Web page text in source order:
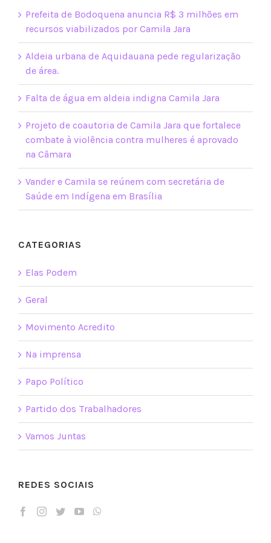
Prefeita de Bodoquena anuncia R$ 3 milhões em
recursos viabilizados por Camila Jara
Aldeia urbana de Aquidauana pede regularização
de área.
Falta de água em aldeia indigna Camila Jara
Projeto de coautoria de Camila Jara que fortalece
combate à violência contra mulheres é aprovado
na Câmara
Vander e Camila se reúnem com secretária de
Saúde em Indígena em Brasília
CATEGORIAS
Elas Podem
Geral
Movimento Acredito
Na imprensa
Papo Político
Partido dos Trabalhadores
Vamos Juntas
REDES SOCIAIS